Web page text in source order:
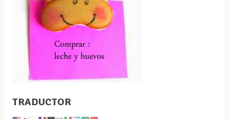
TRADUCTOR